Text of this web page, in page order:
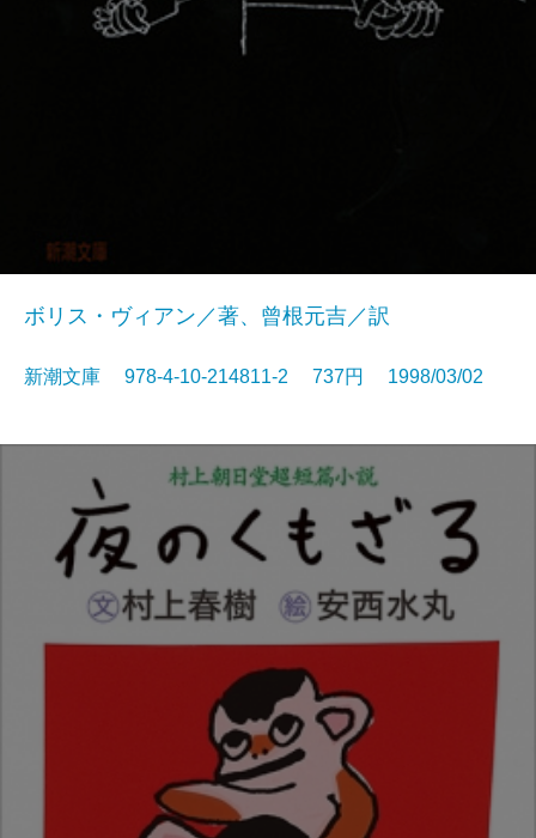
ボリス・ヴィアン／著、曾根元吉／訳
新潮文庫 978-4-10-214811-2 737円 1998/03/02